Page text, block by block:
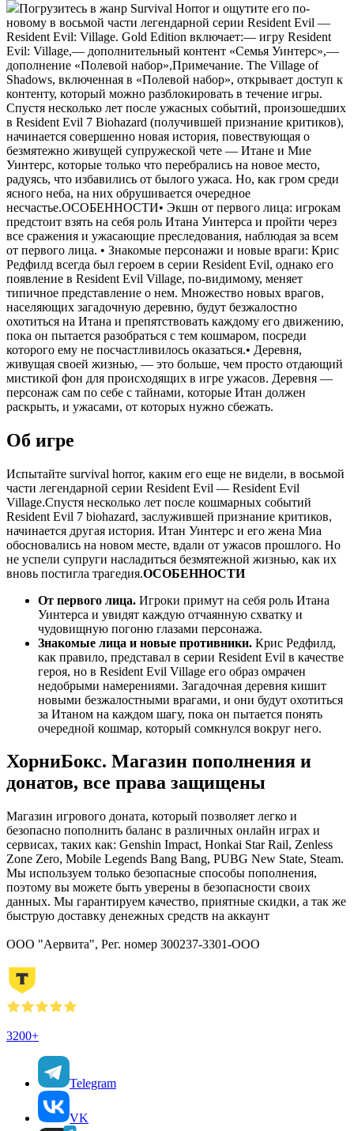
Погрузитесь в жанр Survival Horror и ощутите его по-
новому в восьмой части легендарной серии Resident Evil —
Resident Evil: Village. Gold Edition включает:— игру Resident
Evil: Village,— дополнительный контент «Семья Уинтерс»,—
дополнение «Полевой набор»,Примечание. The Village of
Shadows, включенная в «Полевой набор», открывает доступ к
контенту, который можно разблокировать в течение игры.
Спустя несколько лет после ужасных событий, произошедших
в Resident Evil 7 Biohazard (получившей признание критиков),
начинается совершенно новая история, повествующая о
безмятежно живущей супружеской чете — Итане и Мие
Уинтерс, которые только что перебрались на новое место,
радуясь, что избавились от былого ужаса. Но, как гром среди
ясного неба, на них обрушивается очередное
несчастье.ОСОБЕННОСТИ• Экшн от первого лица: игрокам
предстоит взять на себя роль Итана Уинтерса и пройти через
все сражения и ужасающие преследования, наблюдая за всем
от первого лица. • Знакомые персонажи и новые враги: Крис
Редфилд всегда был героем в серии Resident Evil, однако его
появление в Resident Evil Village, по-видимому, меняет
типичное представление о нем. Множество новых врагов,
населяющих загадочную деревню, будут безжалостно
охотиться на Итана и препятствовать каждому его движению,
пока он пытается разобраться с тем кошмаром, посреди
которого ему не посчастливилось оказаться.• Деревня,
живущая своей жизнью, — это больше, чем просто отдающий
мистикой фон для происходящих в игре ужасов. Деревня —
персонаж сам по себе с тайнами, которые Итан должен
раскрыть, и ужасами, от которых нужно сбежать.
Об игре
Испытайте survival horror, каким его еще не видели, в восьмой
части легендарной серии Resident Evil — Resident Evil
Village.Спустя несколько лет после кошмарных событий
Resident Evil 7 biohazard, заслужившей признание критиков,
начинается другая история. Итан Уинтерс и его жена Миа
обосновались на новом месте, вдали от ужасов прошлого. Но
не успели супруги насладиться безмятежной жизнью, как их
вновь постигла трагедия.ОСОБЕННОСТИ
От первого лица. Игроки примут на себя роль Итана
Уинтерса и увидят каждую отчаянную схватку и
чудовищную погоню глазами персонажа.
Знакомые лица и новые противники. Крис Редфилд,
как правило, представал в серии Resident Evil в качестве
героя, но в Resident Evil Village его образ омрачен
недобрыми намерениями. Загадочная деревня кишит
новыми безжалостными врагами, и они будут охотиться
за Итаном на каждом шагу, пока он пытается понять
очередной кошмар, который сомкнулся вокруг него.
ХорниБокс. Магазин пополнения и
донатов, все права защищены
Магазин игрового доната, который позволяет легко и
безопасно пополнить баланс в различных онлайн играх и
сервисах, таких как: Genshin Impact, Honkai Star Rail, Zenless
Zone Zero, Mobile Legends Bang Bang, PUBG New State, Steam.
Мы используем только безопасные способы пополнения,
поэтому вы можете быть уверены в безопасности своих
данных. Мы гарантируем качество, приятные скидки, а так же
быструю доставку денежных средств на аккаунт
ООО "Аервита", Рег. номер 300237-3301-ООО
3200+
Telegram
VK